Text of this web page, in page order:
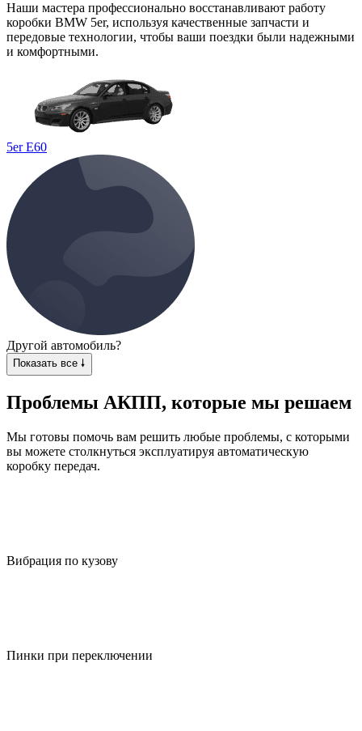
Наши мастера профессионально восстанавливают работу
коробки BMW 5er, используя качественные запчасти и
передовые технологии, чтобы ваши поездки были надежными
и комфортными.
5er E60
Другой автомобиль?
Показать все 🠗
Проблемы АКПП, которые мы решаем
Мы готовы помочь вам решить любые проблемы, с которыми
вы можете столкнуться эксплуатируя автоматическую
коробку передач.
Вибрация по кузову
Пинки при переключении